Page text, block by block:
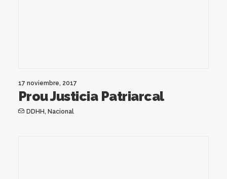
17 noviembre, 2017
Prou Justicia Patriarcal
DDHH, Nacional